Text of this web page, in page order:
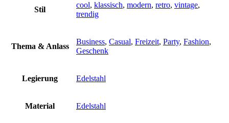
Stil
cool, klassisch, modern, retro, vintage,
trendig
Thema & Anlass
Business, Casual, Freizeit, Party, Fashion,
Geschenk
Legierung Edelstahl
Material Edelstahl